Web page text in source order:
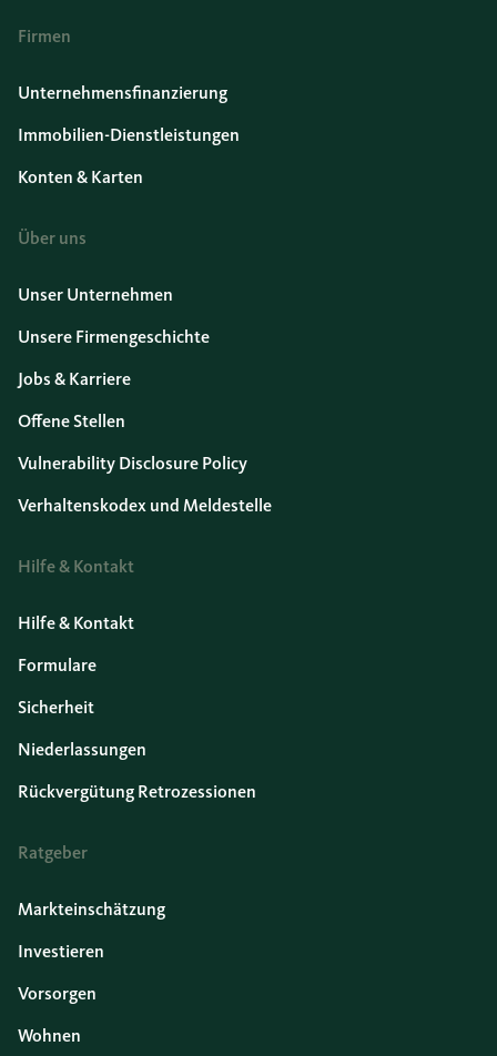
Firmen
Unternehmensfinanzierung
Immobilien-Dienstleistungen
Konten & Karten
Über uns
Unser Unternehmen
Unsere Firmengeschichte
Jobs & Karriere
Offene Stellen
Vulnerability Disclosure Policy
Verhaltenskodex und Meldestelle
Hilfe & Kontakt
Hilfe & Kontakt
Formulare
Sicherheit
Niederlassungen
Rückvergütung Retrozessionen
Ratgeber
Markteinschätzung
Investieren
Vorsorgen
Wohnen